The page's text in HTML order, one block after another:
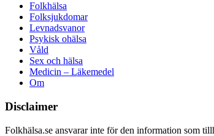
Folkhälsa
Folksjukdomar
Levnadsvanor
Psykisk ohälsa
Våld
Sex och hälsa
Medicin – Läkemedel
Om
Disclaimer
Folkhälsa.se ansvarar inte för den information som